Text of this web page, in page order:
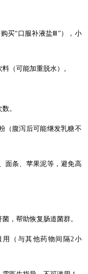
买“口服补液盐Ⅲ”），小
（可能加重脱水）。
数。
（腹泻后可能继发乳糖不
面条、苹果泥等，避免高
，帮助恢复肠道菌群。
（与其他药物间隔2小